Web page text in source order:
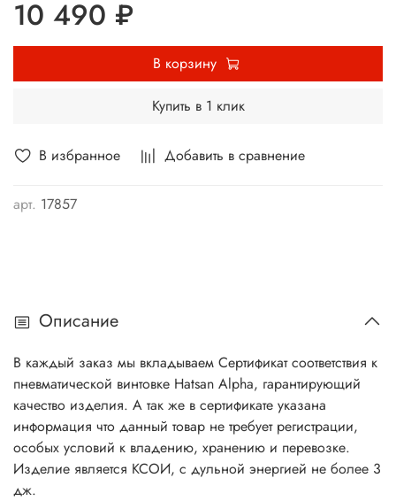
В избранное Добавить в сравнение
арт. 17857
10 490 ₽
В корзину
Купить в 1 клик
Описание
В каждый заказ мы вкладываем Сертификат соответствия к
пневматической винтовке Hatsan Alpha, гарантирующий
качество изделия. А так же в сертификате указана
информация что данный товар не требует регистрации,
особых условий к владению, хранению и перевозке.
Изделие является КСОИ, с дульной энергией не более 3
дж.